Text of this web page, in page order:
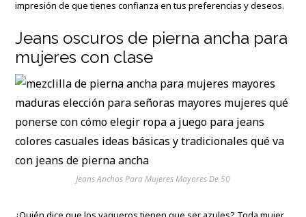
impresión de que tienes confianza en tus preferencias y deseos.
Jeans oscuros de pierna ancha para
mujeres con clase
Jeans Anchos Para Mujeres Mayores De 50